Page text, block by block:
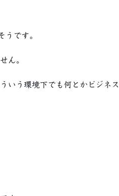
うです。
ん。
いう環境下でも何とかビジネス